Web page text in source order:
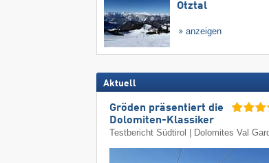
Ötztal
anzeigen
Aktuell
Gröden präsentiert die
Dolomiten-Klassiker
Testbericht Südtirol | Dolomites Val